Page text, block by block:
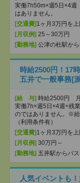
実働7h50m×週5日×4
はありません。
[交通費] 1ヶ月3万円を
[月収例] 25～30万円
[勤務地] 公津の杜駅か
時給2500円！17
五井で一般事務[
[給 与] 時給2500円
実働7h×週5日×4週+残
のではありません。※
（利用条件有）
[交通費] 1ヶ月3万円を
[月収例] 30万円～
[勤務地] 五井駅からバ
人気イベントも